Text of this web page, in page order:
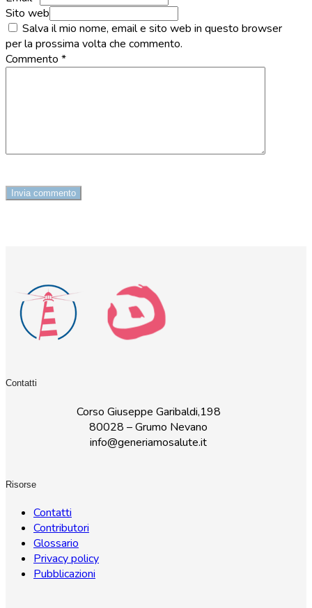
Sito web
Salva il mio nome, email e sito web in questo browser
per la prossima volta che commento.
Commento *
Contatti
Corso Giuseppe Garibaldi,198
80028 – Grumo Nevano
info@generiamosalute.it
Risorse
Contatti
Contributori
Glossario
Privacy policy
Pubblicazioni